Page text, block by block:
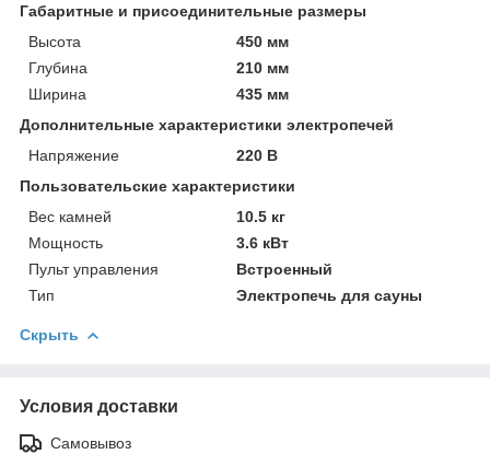
Габаритные и присоединительные размеры
Высота
450 мм
Глубина
210 мм
Ширина
435 мм
Дополнительные характеристики электропечей
Напряжение
220 В
Пользовательские характеристики
Вес камней
10.5 кг
Мощность
3.6 кВт
Пульт управления
Встроенный
Тип
Электропечь для сауны
Скрыть
Условия доставки
Самовывоз